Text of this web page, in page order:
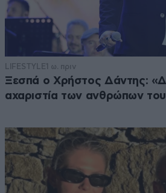
LIFESTYLE1 ω. πριν
Ξεσπά ο Χρήστος Δάντης:
αχαριστία των ανθρώπων